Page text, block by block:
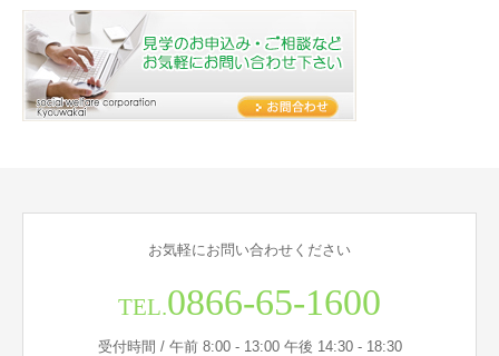
お気軽にお問い合わせください
TEL.0866-65-1600
受付時間 / 午前 8:00 - 13:00 午後 14:30 - 18:30